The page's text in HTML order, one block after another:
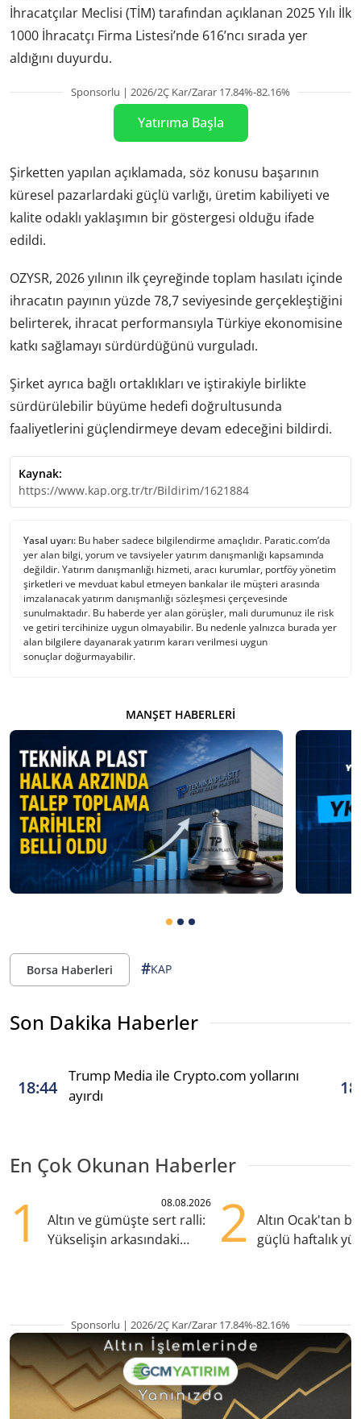
İhracatçılar Meclisi (TİM) tarafından açıklanan 2025 Yılı İlk
1000 İhracatçı Firma Listesi’nde 616’ncı sırada yer
aldığını duyurdu.
Sponsorlu | 2026/2Ç Kar/Zarar 17.84%-82.16%
Yatırıma Başla
Şirketten yapılan açıklamada, söz konusu başarının
küresel pazarlardaki güçlü varlığı, üretim kabiliyeti ve
kalite odaklı yaklaşımın bir göstergesi olduğu ifade
edildi.
OZYSR, 2026 yılının ilk çeyreğinde toplam hasılatı içinde
ihracatın payının yüzde 78,7 seviyesinde gerçekleştiğini
belirterek, ihracat performansıyla Türkiye ekonomisine
katkı sağlamayı sürdürdüğünü vurguladı.
Şirket ayrıca bağlı ortaklıkları ve iştirakiyle birlikte
sürdürülebilir büyüme hedefi doğrultusunda
faaliyetlerini güçlendirmeye devam edeceğini bildirdi.
Kaynak:
https://www.kap.org.tr/tr/Bildirim/1621884
Yasal uyarı: Bu haber sadece bilgilendirme amaçlıdır. Paratic.com’da
yer alan bilgi, yorum ve tavsiyeler yatırım danışmanlığı kapsamında
değildir. Yatırım danışmanlığı hizmeti, aracı kurumlar, portföy yönetim
şirketleri ve mevduat kabul etmeyen bankalar ile müşteri arasında
imzalanacak yatırım danışmanlığı sözleşmesi çerçevesinde
sunulmaktadır. Bu haberde yer alan görüşler, mali durumunuz ile risk
ve getiri tercihinize uygun olmayabilir. Bu nedenle yalnızca burada yer
alan bilgilere dayanarak yatırım kararı verilmesi uygun
sonuçlar doğurmayabilir.
MANŞET HABERLERI
Borsa Haberleri #KAP
Son Dakika Haberler
18:44
Trump Media ile Crypto.com yollarını
ayırdı
En Çok Okunan Haberler
1 08.08.2026
Altın ve gümüşte sert ralli:
Yükselişin arkasındaki
2
Altın Ocak'tan
güçlü haftalık
Sponsorlu | 2026/2Ç Kar/Zarar 17.84%-82.16%